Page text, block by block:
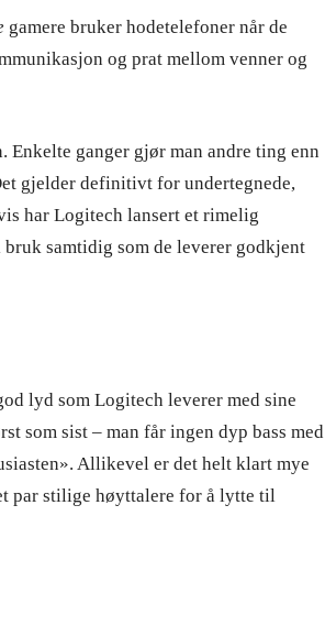
gamere bruker hodetelefoner når de
og prat mellom venner og
ganger gjør man andre ting enn
gjelder definitivt for undertegnede,
har Logitech lansert et rimelig
samtidig som de leverer godkjent
lyd som Logitech leverer med sine
som sist – man får ingen dyp bass med
Allikevel er det helt klart mye
par stilige høyttalere for å lytte til